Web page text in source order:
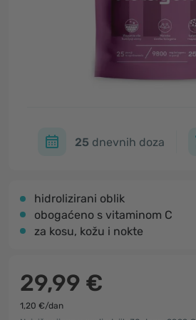
25 dnevnih doza
hidrolizirani oblik
obogaćeno s vitaminom C
za kosu, kožu i nokte
29,99 €
1,20 €/dan